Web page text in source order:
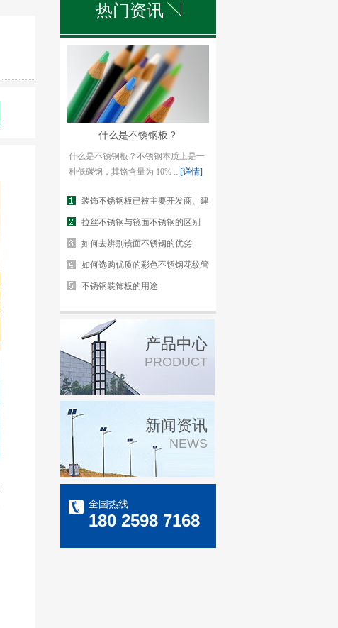
热门资讯
什么是不锈钢板？
什么是不锈钢板？不锈钢本质上是一
种低碳钢，其铬含量为 10% ...[详情]
装饰不锈钢板已被主要开发商、建
筑师、设计师、电梯制造商和承包
商广泛使用
拉丝不锈钢与镜面不锈钢的区别
如何去辨别镜面不锈钢的优劣
如何选购优质的彩色不锈钢花纹管
不锈钢装饰板的用途
产品中心
PRODUCT
新闻资讯
NEWS
全国热线
180 2598 7168